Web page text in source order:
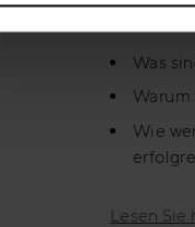
Der Inhalt
Was
Wie
Lesen